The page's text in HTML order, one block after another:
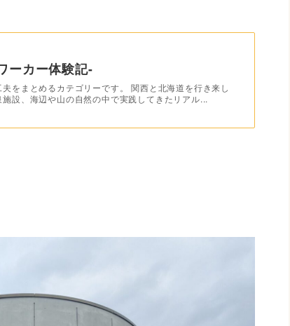
ーカー体験記-
をまとめるカテゴリーです。 関西と北海道を行き来し
設、海辺や山の自然の中で実践してきたリアル...